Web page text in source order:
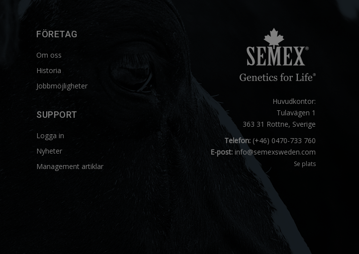
FÖRETAG
Om oss
Historia
Jobbmöjligheter
SUPPORT
Logga in
Nyheter
Management artiklar
Huvudkontor:
Tulavägen 1
363 31 Rottne, Sverige
Telefon:(+46) 0470-733 760
E-post: info@semexsweden.com
Se plats